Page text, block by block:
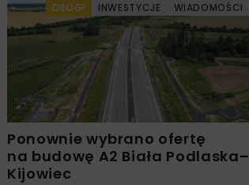
DROGI INWESTYCJE WIADOMOŚCI
Ponownie wybrano ofertę
na budowę A2 Biała Podlaska–
Kijowiec